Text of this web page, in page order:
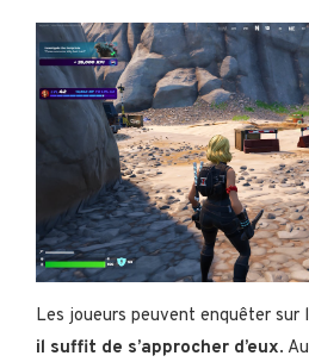
Les joueurs peuvent enquêter sur
il suffit de s’approcher d’eux.